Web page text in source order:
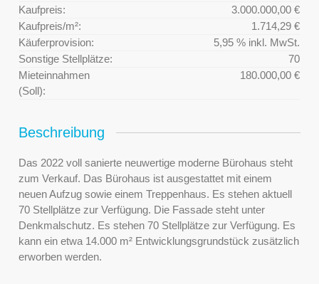
Kaufpreis:
3.000.000,00 €
Kaufpreis/m²:
1.714,29 €
Käuferprovision:
5,95 % inkl. MwSt.
Sonstige Stellplätze:
70
Mieteinnahmen
(Soll):
180.000,00 €
Beschreibung
Das 2022 voll sanierte neuwertige moderne Bürohaus steht
zum Verkauf. Das Bürohaus ist ausgestattet mit einem
neuen Aufzug sowie einem Treppenhaus. Es stehen aktuell
70 Stellplätze zur Verfügung. Die Fassade steht unter
Denkmalschutz. Es stehen 70 Stellplätze zur Verfügung. Es
kann ein etwa 14.000 m² Entwicklungsgrundstück zusätzlich
erworben werden.